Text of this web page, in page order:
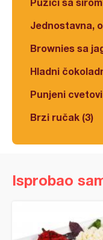
Jednostavna,
Brownies sa
Hladni
Punjeni
Brzi ručak (3)
Isprobao